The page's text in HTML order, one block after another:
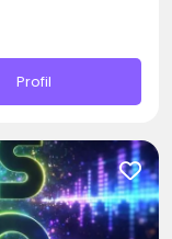
Profil